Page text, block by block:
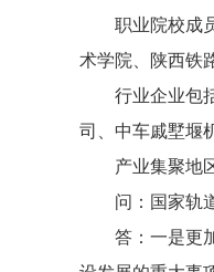
职业院校成
术学院、陕西铁
行业企业包
司、中车戚墅堰
产业集聚地
问：国家轨
答：一是更